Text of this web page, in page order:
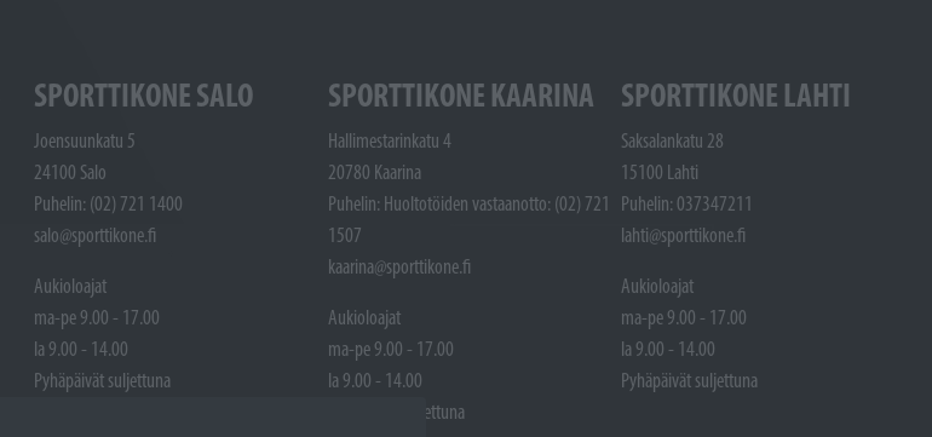
SPORTTIKONE SALO
Joensuunkatu 5
24100 Salo
Puhelin: (02) 721 1400
salo@sporttikone.fi
Aukioloajat
ma-pe 9.00 - 17.00
la 9.00 - 14.00
Pyhäpäivät suljettuna
SPORTTIKONE KAARINA
Hallimestarinkatu 4
20780 Kaarina
Puhelin: Huoltotöiden vastaanotto: (02) 721
1507
kaarina@sporttikone.fi
Aukioloajat
ma-pe 9.00 - 17.00
la 9.00 - 14.00
Pyhäpäivät suljettuna
SPORTTIKONE LAHTI
Saksalankatu 28
15100 Lahti
Puhelin: 037347211
lahti@sporttikone.fi
Aukioloajat
ma-pe 9.00 - 17.00
la 9.00 - 14.00
Pyhäpäivät suljettuna